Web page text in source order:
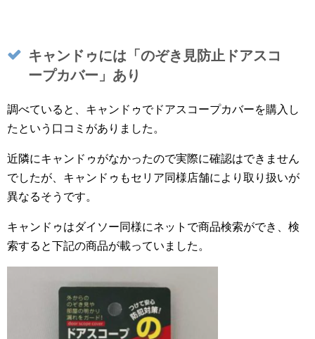
キャンドゥには「のぞき見防止ドアスコ
ープカバー」あり
調べていると、キャンドゥでドアスコープカバーを購入し
たという口コミがありました。
近隣にキャンドゥがなかったので実際に確認はできません
でしたが、キャンドゥもセリア同様店舗により取り扱いが
異なるそうです。
キャンドゥはダイソー同様にネットで商品検索ができ、検
索すると下記の商品が載っていました。